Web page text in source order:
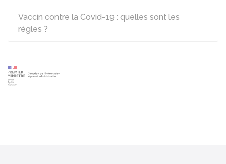
Vaccin contre la Covid-19 : quelles sont les
règles ?